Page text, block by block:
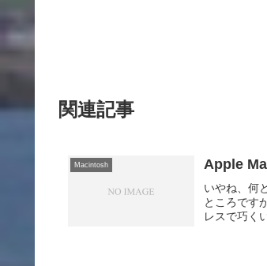
関連記事
Macintosh Apple
いやね、何
ところです
レスで巧く